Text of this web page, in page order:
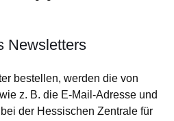
Newsletters
bestellen, werden die von
z. B. die E-Mail-Adresse und
der Hessischen Zentrale für